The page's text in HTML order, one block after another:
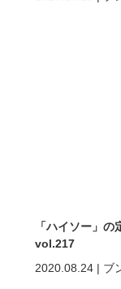
「ハイソー」
vol.217
2020.08.24 | ブ